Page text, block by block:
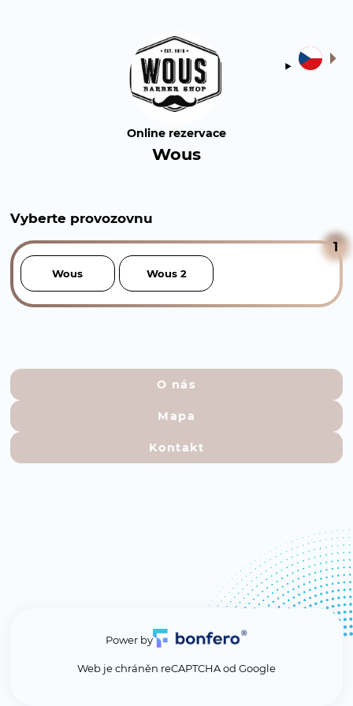
Online rezervace
Wous
Vyberte provozovnu
1
Wous Wous 2
O nás
Mapa
Kontakt
Power by
Web je chráněn reCAPTCHA od Google